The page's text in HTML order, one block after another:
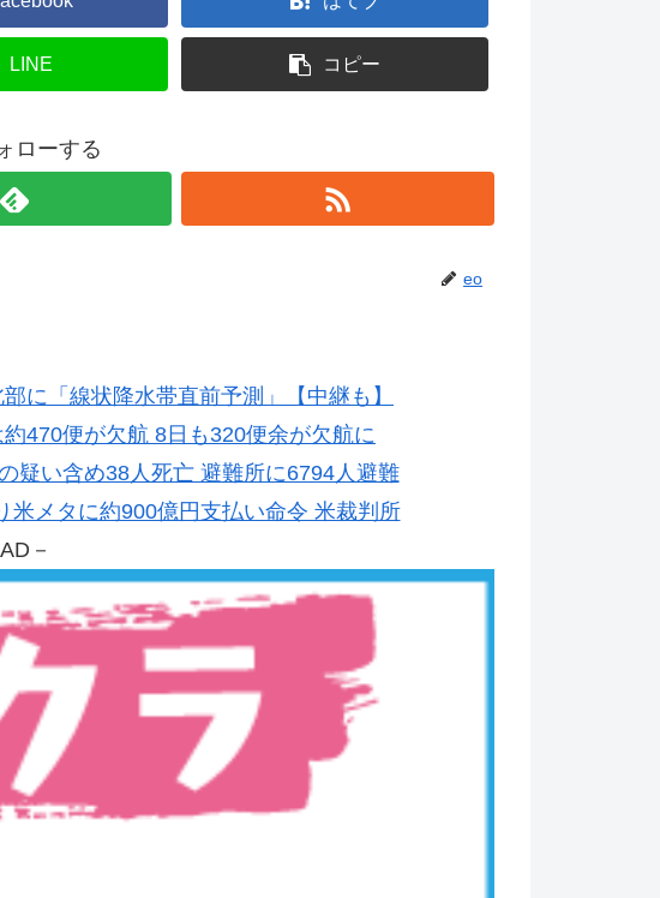
LINE コピー
ローする
eo
に「線状降水帯直前予測」【中継も】
470便が欠航 8日も320便余が欠航に
疑い含め38人死亡 避難所に6794人避難
米メタに約900億円支払い命令 米裁判所
－